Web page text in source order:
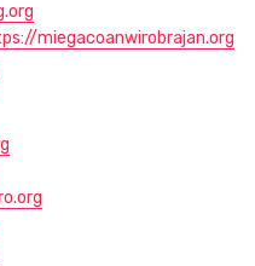
miegacoanwirobrajan.org